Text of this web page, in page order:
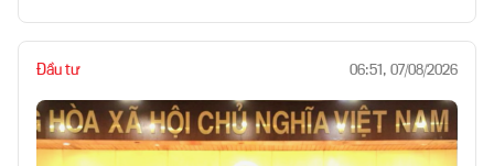
Đầu tư 06:51, 07/08/2026